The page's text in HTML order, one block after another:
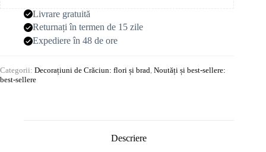
Livrare gratuită
Returnați în termen de 15 zile
Expediere în 48 de ore
Categorii: Decorațiuni de Crăciun: flori și brad, Noutăți și best-sellere:
best-sellere
Descriere